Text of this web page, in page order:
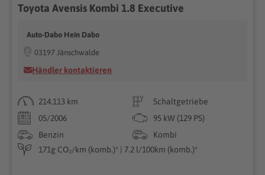
Toyota Avensis Kombi 1.8 Executive
Auto-Dabo Hein Dabo
03197 Jänschwalde
Händler kontaktieren
214.113 km
Schaltgetriebe
05/2006
95 kW (129 PS)
Benzin
Kombi
171g CO₂/km (komb.)* | 7.2 l/100km (komb.)*